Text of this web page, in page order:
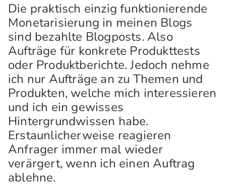
Die praktisch einzig funktionierende
Monetarisierung in meinen Blogs
sind bezahlte Blogposts. Also
Aufträge für konkrete Produkttests
oder Produktberichte. Jedoch nehme
ich nur Aufträge an zu Themen und
Produkten, welche mich interessieren
und ich ein gewisses
Hintergrundwissen habe.
Erstaunlicherweise reagieren
Anfrager immer mal wieder
verärgert, wenn ich einen Auftrag
ablehne.